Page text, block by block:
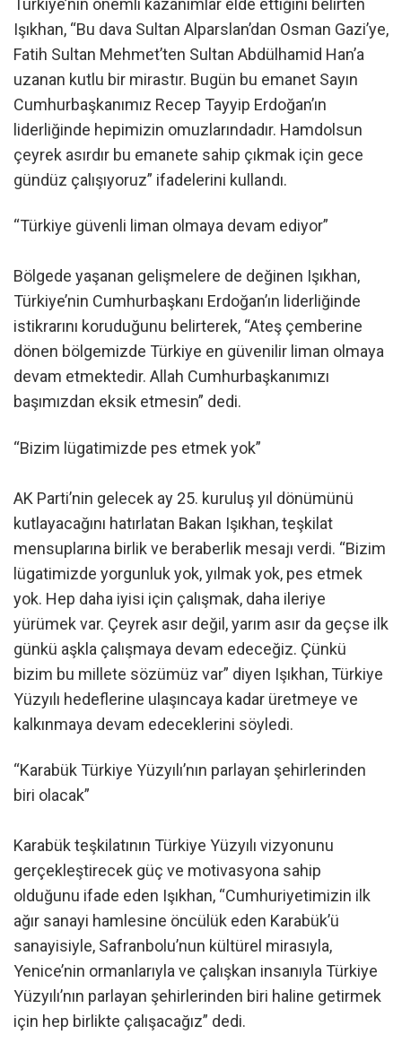
Türkiye’nin önemli kazanımlar elde ettiğini belirten
Işıkhan, “Bu dava Sultan Alparslan’dan Osman Gazi’ye,
Fatih Sultan Mehmet’ten Sultan Abdülhamid Han’a
uzanan kutlu bir mirastır. Bugün bu emanet Sayın
Cumhurbaşkanımız Recep Tayyip Erdoğan’ın
liderliğinde hepimizin omuzlarındadır. Hamdolsun
çeyrek asırdır bu emanete sahip çıkmak için gece
gündüz çalışıyoruz” ifadelerini kullandı.
“Türkiye güvenli liman olmaya devam ediyor”
Bölgede yaşanan gelişmelere de değinen Işıkhan,
Türkiye’nin Cumhurbaşkanı Erdoğan’ın liderliğinde
istikrarını koruduğunu belirterek, “Ateş çemberine
dönen bölgemizde Türkiye en güvenilir liman olmaya
devam etmektedir. Allah Cumhurbaşkanımızı
başımızdan eksik etmesin” dedi.
“Bizim lügatimizde pes etmek yok”
AK Parti’nin gelecek ay 25. kuruluş yıl dönümünü
kutlayacağını hatırlatan Bakan Işıkhan, teşkilat
mensuplarına birlik ve beraberlik mesajı verdi. “Bizim
lügatimizde yorgunluk yok, yılmak yok, pes etmek
yok. Hep daha iyisi için çalışmak, daha ileriye
yürümek var. Çeyrek asır değil, yarım asır da geçse ilk
günkü aşkla çalışmaya devam edeceğiz. Çünkü
bizim bu millete sözümüz var” diyen Işıkhan, Türkiye
Yüzyılı hedeflerine ulaşıncaya kadar üretmeye ve
kalkınmaya devam edeceklerini söyledi.
“Karabük Türkiye Yüzyılı’nın parlayan şehirlerinden
biri olacak”
Karabük teşkilatının Türkiye Yüzyılı vizyonunu
gerçekleştirecek güç ve motivasyona sahip
olduğunu ifade eden Işıkhan, “Cumhuriyetimizin ilk
ağır sanayi hamlesine öncülük eden Karabük’ü
sanayisiyle, Safranbolu’nun kültürel mirasıyla,
Yenice’nin ormanlarıyla ve çalışkan insanıyla Türkiye
Yüzyılı’nın parlayan şehirlerinden biri haline getirmek
için hep birlikte çalışacağız” dedi.